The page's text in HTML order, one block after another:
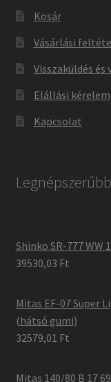
Kosár
Vásárlási
Visszaküldés
Elállási kérelem
Kapcsolat
Shinko SR-777 WW
39530,03 Ft
Mitas EF-07 Super
(hátsó gumi)
32579,01 Ft
Mitas 140/80 B 17